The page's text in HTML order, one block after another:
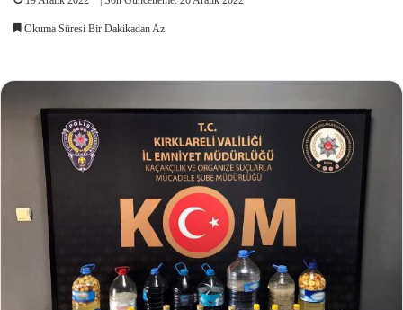
Okuma Süresi Bir Dakikadan Az